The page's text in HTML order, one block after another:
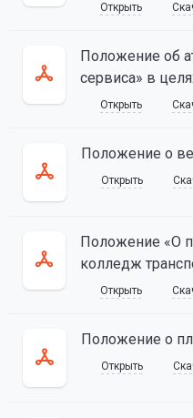
Открыть
Положение об
сервиса» в
Открыть
Положение о
Открыть
Положение «О
колледж
Открыть
Положение о
Открыть